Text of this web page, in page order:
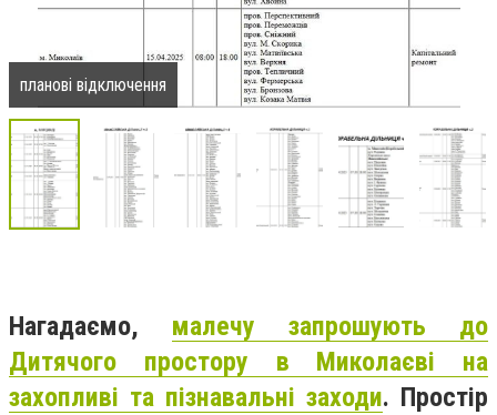
планові відключення
Нагадаємо, малечу запрошують до
Дитячого простору в Миколаєві на
захопливі та пізнавальні заходи. Простір